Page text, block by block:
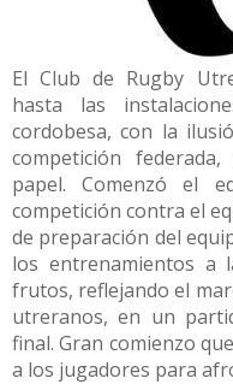
El Club de Rugby
hasta las
cordobesa, con la
competición
papel. Comenzó el
competición contra el
de preparación del
los entrenamientos a
frutos, reflejando el
utreranos, en un
final. Gran comienzo
a los jugadores para